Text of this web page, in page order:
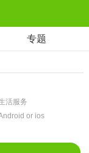
专题
活服务
or ios